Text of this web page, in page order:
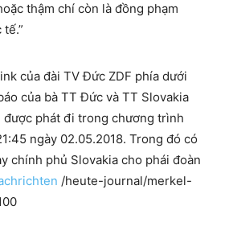
thậm chí còn là đồng phạm
của đài TV Đức ZDF phía dưới
của bà TT Đức và TT Slovakia
được phát đi trong chương trình
ngày 02.05.2018. Trong đó có
chính phủ Slovakia cho phái đoàn
/heute-journal/merkel-